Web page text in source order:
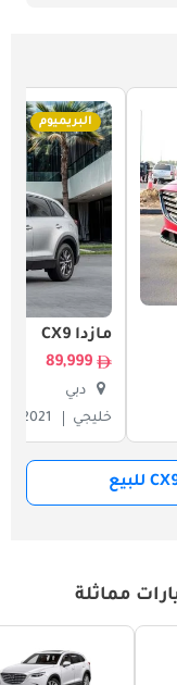
البريميوم
مازدا CX9
89,999
دبي
خليجي
2021